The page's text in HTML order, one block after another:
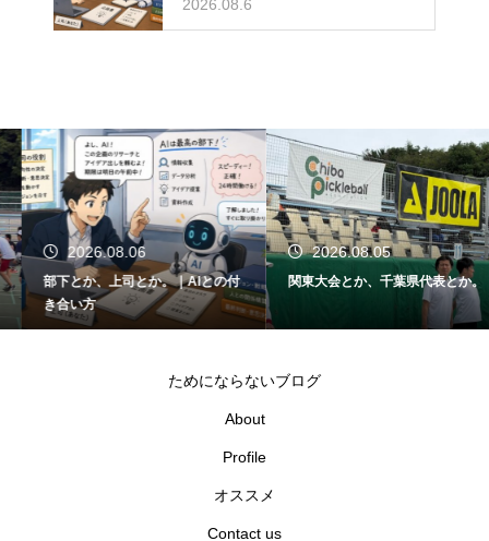
2026.08.6
2026.08.06
部下とか、上司とか。｜AIとの付
き合い方
2026.08.05
関東大会とか、千葉県代表とか。
ためにならないブログ
About
Profile
オススメ
Contact us